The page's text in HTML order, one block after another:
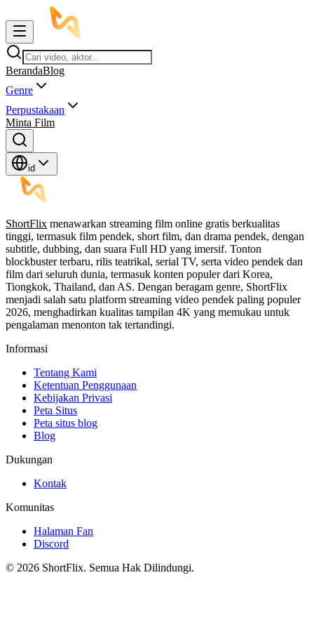
BerandaBlog
Genre
Perpustakaan
Minta Film
id
ShortFlix menawarkan streaming film online gratis berkualitas
tinggi, termasuk film pendek, short film, dan drama pendek, dengan
subtitle, dubbing, dan suara Full HD yang imersif. Tonton
blockbuster terbaru, rilis teatrikal, serial TV, serta video pendek dan
film dari seluruh dunia, termasuk konten populer dari Korea,
Tiongkok, Thailand, dan AS. Dengan beragam genre, ShortFlix
menjadi salah satu platform streaming video pendek paling populer
2026, menghadirkan kualitas tampilan 4K yang memukau untuk
pengalaman menonton tak tertandingi.
Informasi
Tentang Kami
Ketentuan Penggunaan
Kebijakan Privasi
Peta Situs
Peta situs blog
Blog
Dukungan
Kontak
Komunitas
Halaman Fan
Discord
© 2026 ShortFlix. Semua Hak Dilindungi.